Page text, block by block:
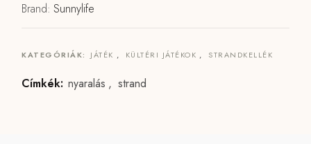
Brand: Sunnylife
KATEGÓRIÁK: JÁTÉK , KÜLTÉRI JÁTÉKOK , STRANDKELLÉK
Címkék: nyaralás , strand